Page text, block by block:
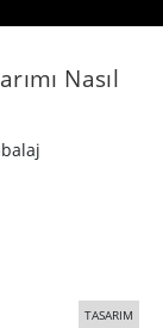
Nasıl
TASARIM